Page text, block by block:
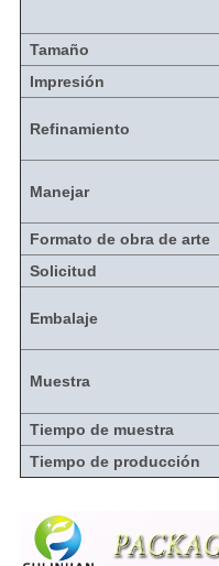
Tamaño
Impresión
Refinamiento
Manejar
Formato de obra de arte
Solicitud
Embalaje
Muestra
Tiempo de muestra
Tiempo de producción